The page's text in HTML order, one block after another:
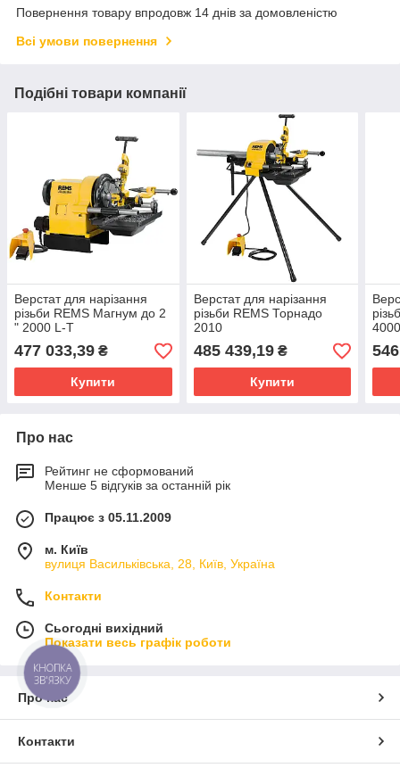
Повернення товару впродовж 14 днів за домовленістю
Всі умови повернення
Подібні товари компанії
Верстат для нарізання
різьби REMS Магнум до 2
" 2000 L-T
477 033,39 ₴
Купити
Верстат для нарізання
різьби REMS Торнадо
2010
485 439,19₴
Купити
– 2"
Про нас
Рейтинг не сформований
Менше 5 відгуків за останній рік
Працює з 05.11.2009
м. Київ
вулиця Васильківська, 28, Київ, Україна
Контакти
Сьогодні вихідний
Показати весь графік роботи
Про нас
Контакти
КНОПКА
ЗВ'ЯЗКУ